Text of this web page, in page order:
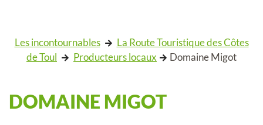
Les incontournables
La Route Touristique des Côtes
de Toul
Producteurs locaux Domaine Migot
DOMAINE MIGOT